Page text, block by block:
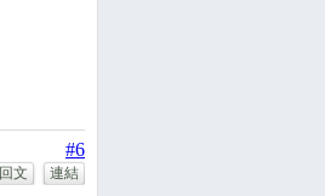
#6
回文 連結